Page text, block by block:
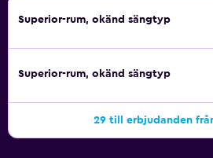
Superior-rum, okänd sängtyp
Superior-rum, okänd sängtyp
29 till erbjudanden